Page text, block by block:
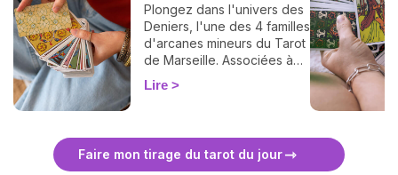
Plongez dans l'univers des
Deniers, l'une des 4 familles
d'arcanes mineurs du Tarot
de Marseille. Associées à
l'élément Terre, ces cartes
éclairent votre vie
leur signification complète
Lire
Faire mon tirage du tarot du jour